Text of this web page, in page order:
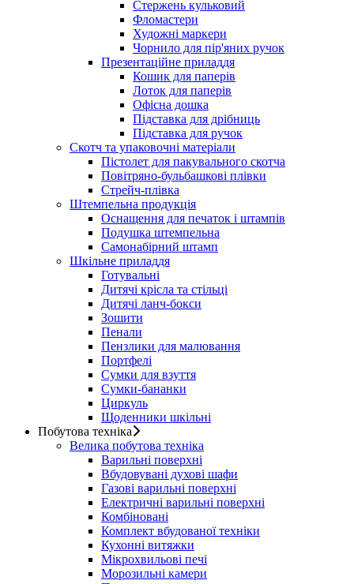
Стержень кульковий
Фломастери
Художні маркери
Чорнило для пір'яних ручок
Презентаційне приладдя
Кошик для паперів
Лоток для паперів
Офісна дошка
Підставка для дрібниць
Підставка для ручок
Скотч та упаковочні матеріали
Пістолет для пакувального скотча
Повітряно-бульбашкові плівки
Стрейч-плівка
Штемпельна продукція
Оснащення для печаток і штампів
Подушка штемпельна
Самонабірний штамп
Шкільне приладдя
Готувальні
Дитячі крісла та стільці
Дитячі ланч-бокси
Зошити
Пенали
Пензлики для малювання
Портфелі
Сумки для взуття
Сумки-бананки
Циркуль
Щоденники шкільні
Побутова техніка
Велика побутова техніка
Варильні поверхні
Вбудовувані духові шафи
Газові варильні поверхні
Електричні варильні поверхні
Комбіновані
Комплект вбудованої техніки
Кухонні витяжки
Мікрохвильові печі
Морозильні камери